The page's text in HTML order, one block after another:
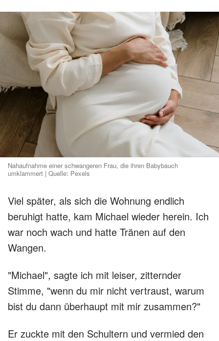
Nahaufnahme einer schwangeren Frau, die ihren Babybauch
umklammert | Quelle: Pexels
Viel später, als sich die Wohnung endlich
beruhigt hatte, kam Michael wieder herein. Ich
war noch wach und hatte Tränen auf den
Wangen.
"Michael", sagte ich mit leiser, zitternder
Stimme, "wenn du mir nicht vertraust, warum
bist du dann überhaupt mit mir zusammen?"
Er zuckte mit den Schultern und vermied den